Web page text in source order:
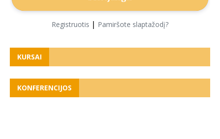
Registruotis | Pamiršote slaptažodį?
KURSAI
KONFERENCIJOS